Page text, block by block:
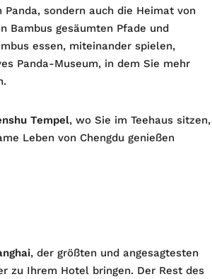
sondern auch die Heimat von
Bambus gesäumten Pfade und
essen, miteinander spielen,
Panda-Museum, in dem Sie mehr
Tempel, wo Sie im Teehaus sitzen,
Leben von Chengdu genießen
, der größten und angesagtesten
zu Ihrem Hotel bringen. Der Rest des